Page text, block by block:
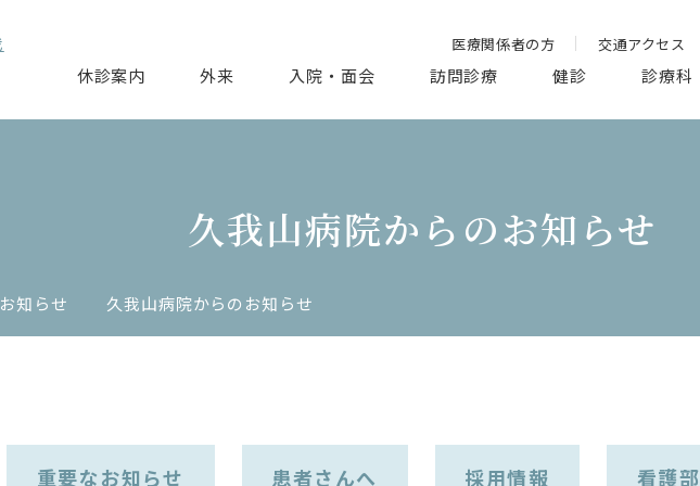
医療関係者の方 交通アクセス
休診案内 外来 入院・面会 訪問診療 健診 診療科
久我山病院からのお知らせ
お知らせ 久我山病院からのお知らせ
重要なお知らせ 患者さんへ 採用情報 看護部